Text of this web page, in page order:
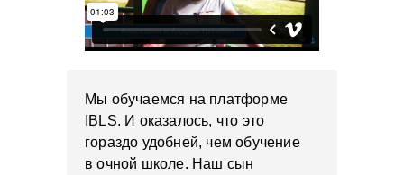
Мы обучаемся на платформе
IBLS. И оказалось, что это
гораздо удобней, чем обучение
в очной школе. Наш сын